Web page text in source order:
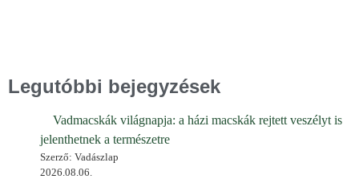
Legutóbbi bejegyzések
Vadmacskák világnapja: a házi macskák rejtett veszélyt is
jelenthetnek a természetre
Szerző: Vadászlap
2026.08.06.